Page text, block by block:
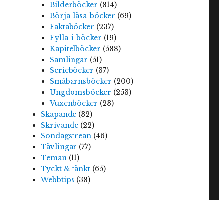
Bilderböcker (814)
Börja-läsa-böcker (69)
Faktaböcker (237)
Fylla-i-böcker (19)
Kapitelböcker (588)
Samlingar (51)
Serieböcker (37)
Småbarnsböcker (200)
Ungdomsböcker (253)
Vuxenböcker (23)
Skapande (32)
Skrivande (22)
Söndagstrean (46)
Tävlingar (77)
Teman (11)
Tyckt & tänkt (65)
Webbtips (38)